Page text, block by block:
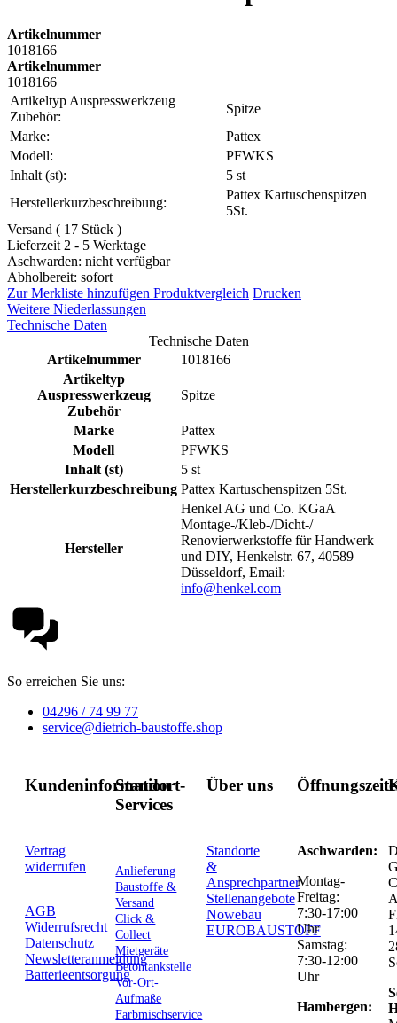
Artikelnummer
1018166
Artikelnummer
1018166
Artikeltyp Auspresswerkzeug
Zubehör:
Spitze
Marke:
Pattex
Modell:
PFWKS
Inhalt (st):
5 st
Herstellerkurzbeschreibung:
Pattex Kartuschenspitzen
5St.
Versand ( 17 Stück )
Lieferzeit 2 - 5 Werktage
Aschwarden: nicht verfügbar
Abholbereit: sofort
Zur Merkliste hinzufügen Produktvergleich Drucken
Weitere Niederlassungen
Technische Daten
Technische Daten
Artikelnummer
1018166
Artikeltyp
Auspresswerkzeug
Zubehör
Spitze
Marke
Pattex
Modell
PFWKS
Inhalt (st)
5 st
Herstellerkurzbeschreibung Pattex Kartuschenspitzen 5St.
Hersteller
Henkel AG und Co. KGaA
Montage-/Kleb-/Dicht-/
Renovierwerkstoffe für Handwerk
und DIY, Henkelstr. 67, 40589
Düsseldorf, Email:
info@henkel.com
So erreichen Sie uns:
04296 / 74 99 77
service@dietrich-baustoffe.shop
Kundeninformation
Vertrag
widerrufen
AGB
Widerrufsrecht
Datenschutz
Newsletteranmeldung
Batterieentsorgung
Standort-
Services
Anlieferung
Baustoffe &
Versand
Click &
Collect
Mietgeräte
Betontankstelle
Vor-Ort-
Aufmaße
Farbmischservice
Über uns
Standorte
&
Ansprechpartner
Stellenangebote
Nowebau
EUROBAUSTOFF
Aschwarden:
Montag-
Freitag:
7:30-17:00
Uhr
Samstag:
7:30-12:00
Uhr
Hambergen: